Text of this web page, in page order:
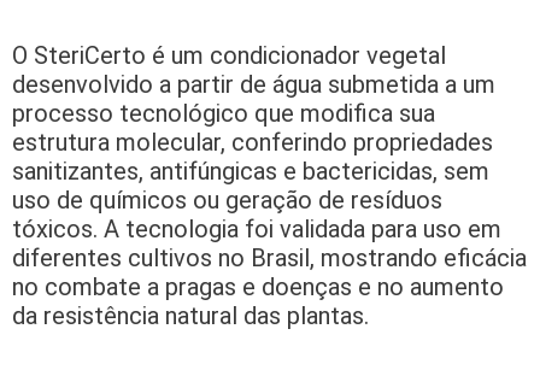
O SteriCerto é um condicionador vegetal
desenvolvido a partir de água submetida a um
processo tecnológico que modifica sua
estrutura molecular, conferindo propriedades
sanitizantes, antifúngicas e bactericidas, sem
uso de químicos ou geração de resíduos
tóxicos. A tecnologia foi validada para uso em
diferentes cultivos no Brasil, mostrando eficácia
no combate a pragas e doenças e no aumento
da resistência natural das plantas.